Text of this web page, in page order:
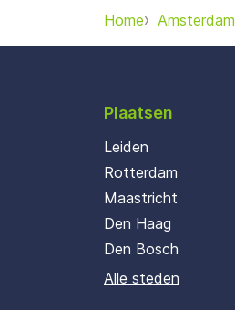
Home Amsterdam
Plaatsen
Leiden
Rotterdam
Maastricht
Den Haag
Den Bosch
Alle steden